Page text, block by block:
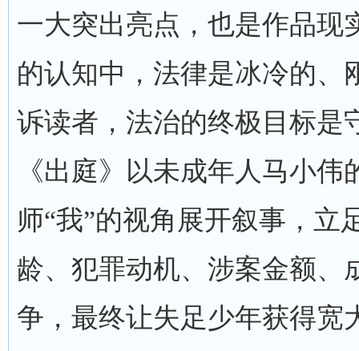
一大突出亮点，也是作品现
的认知中，法律是冰冷的、
诉读者，法治的终极目标是
《出庭》以未成年人马小
师“我”的视角展开叙事，立
龄、犯罪动机、涉案金额、
争，最终让失足少年获得宽